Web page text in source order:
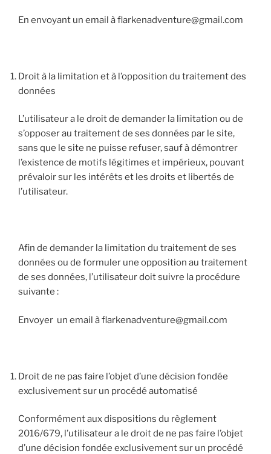
En envoyant un email àflarkenadventure@gmail.com
Droit à la limitation et à l’opposition du traitement des
données
L’utilisateur a le droit de demander la limitation ou de
s’opposer au traitement de ses données par le site,
sans que le site ne puisse refuser, sauf à démontrer
l’existence de motifs légitimes et impérieux, pouvant
prévaloir sur les intérêts et les droits et libertés de
l’utilisateur.
Afin de demander la limitation du traitement de ses
données ou de formuler une opposition au traitement
de ses données, l’utilisateur doit suivre la procédure
suivante :
Envoyer un email àflarkenadventure@gmail.com
Droit de ne pas faire l’objet d’une décision fondée
exclusivement sur un procédé automatisé
Conformément aux dispositions du règlement
2016/679, l’utilisateur a le droit de ne pas faire l’objet
d’une décision fondée exclusivement sur un procédé